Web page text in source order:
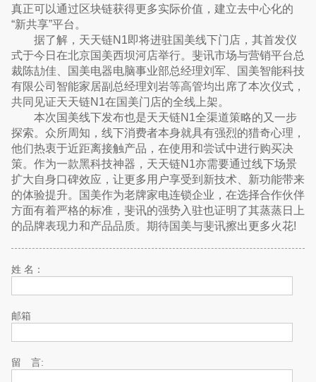
真正可以通过区块链获得更多实际价值，建立去中心化的
“新共享”平台。
据了解，天天链N1即将进驻国美线下门店，其首发仪
式于今日在北京国美西坝河店举行。斐讯市场与营销平台总
裁陈劼佳、国美电器电脑事业部总经理刘军、国美智能科技
有限公司智能家居副总经理刘岩等高管均出席了本次仪式，
共同见证天天链N1在国美门店的全线上架。
本次国美线下发布也是天天链N1全渠道策略的又一步
探索。众所周知，线下消费者本身就具有强烈的猎奇心理，
他们热衷于近距离接触产品，在使用和尝试中进行购买决
策。作为一款黑科技神器，天天链N1亦需要通过线下场景
扩大自身口碑效应，让更多用户享受到新技术、新功能带来
的体验提升。国美作为老牌家电连锁企业，在选择合作伙伴
方面有着严格的标准，斐讯的强势入驻也证明了其蒸蒸日上
的品牌表现力和产品品质。期待国美与斐讯擦出更多火花!
姓 名：
邮箱
留 言: